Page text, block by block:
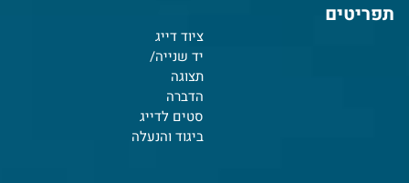
תפריטים
ציוד דייג
יד שנייה/
תצוגה
הדברה
סטים לדייג
ביגוד והנעלה